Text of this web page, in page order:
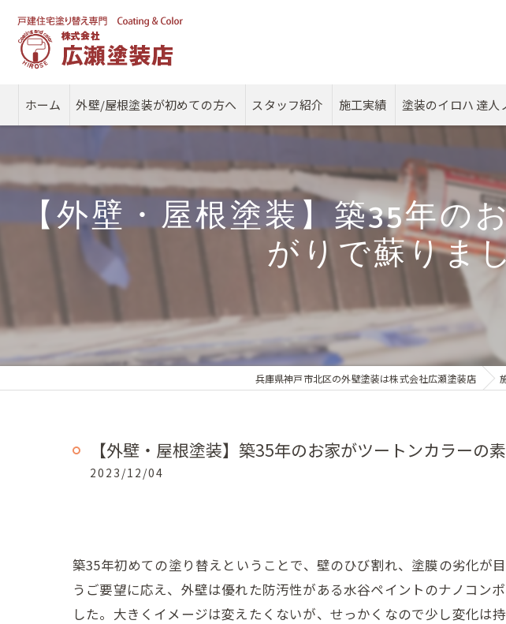
ホーム 外壁/屋根塗装が初めての方へ スタッフ紹介 施工実績 塗装のイロハ 達人
【外壁・屋根塗装】築35年の
がりで蘇りま
兵庫県神戸市北区の外壁塗装は株式会社広瀬塗装店
【外壁・屋根塗装】築35年のお家がツートンカラーの
2023/12/04
築35年初めての塗り替えということで、壁のひび割れ、塗膜の劣化が
うご要望に応え、外壁は優れた防汚性がある水谷ペイントのナノコン
した。大きくイメージは変えたくないが、せっかくなので少し変化